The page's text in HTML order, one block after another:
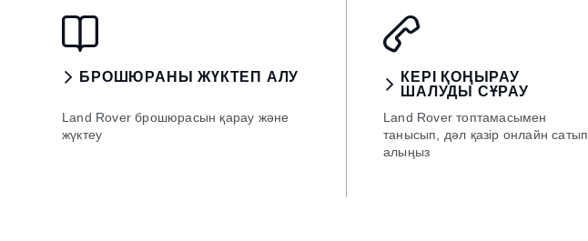
БРОШЮРАНЫ ЖҮКТЕП АЛУ
Land Rover брошюрасын қарау және
жүктеу
КЕРІ ҚОҢЫРАУ
ШАЛУДЫ СҰРАУ
Land Rover топтамасымен
танысып, дәл қазір онлайн сатып
алыңыз